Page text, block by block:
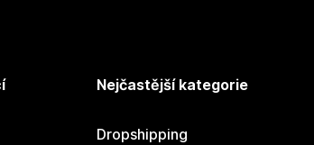
Nejčastější kategorie
Dropshipping